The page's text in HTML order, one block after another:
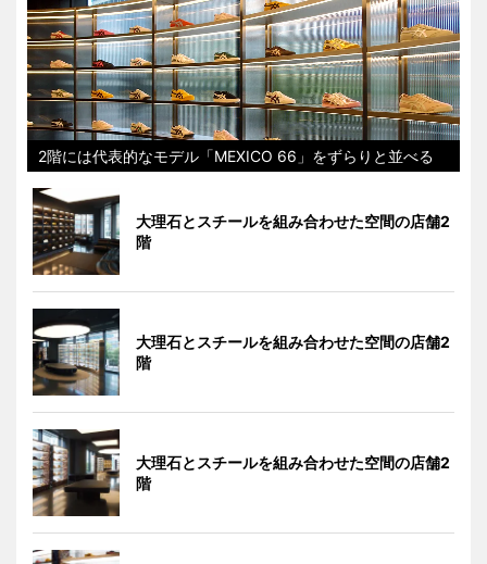
2階には代表的なモデル「MEXICO 66」をずらりと並べる
大理石とスチールを組み合わせた空間の店舗2
階
大理石とスチールを組み合わせた空間の店舗2
階
大理石とスチールを組み合わせた空間の店舗2
階